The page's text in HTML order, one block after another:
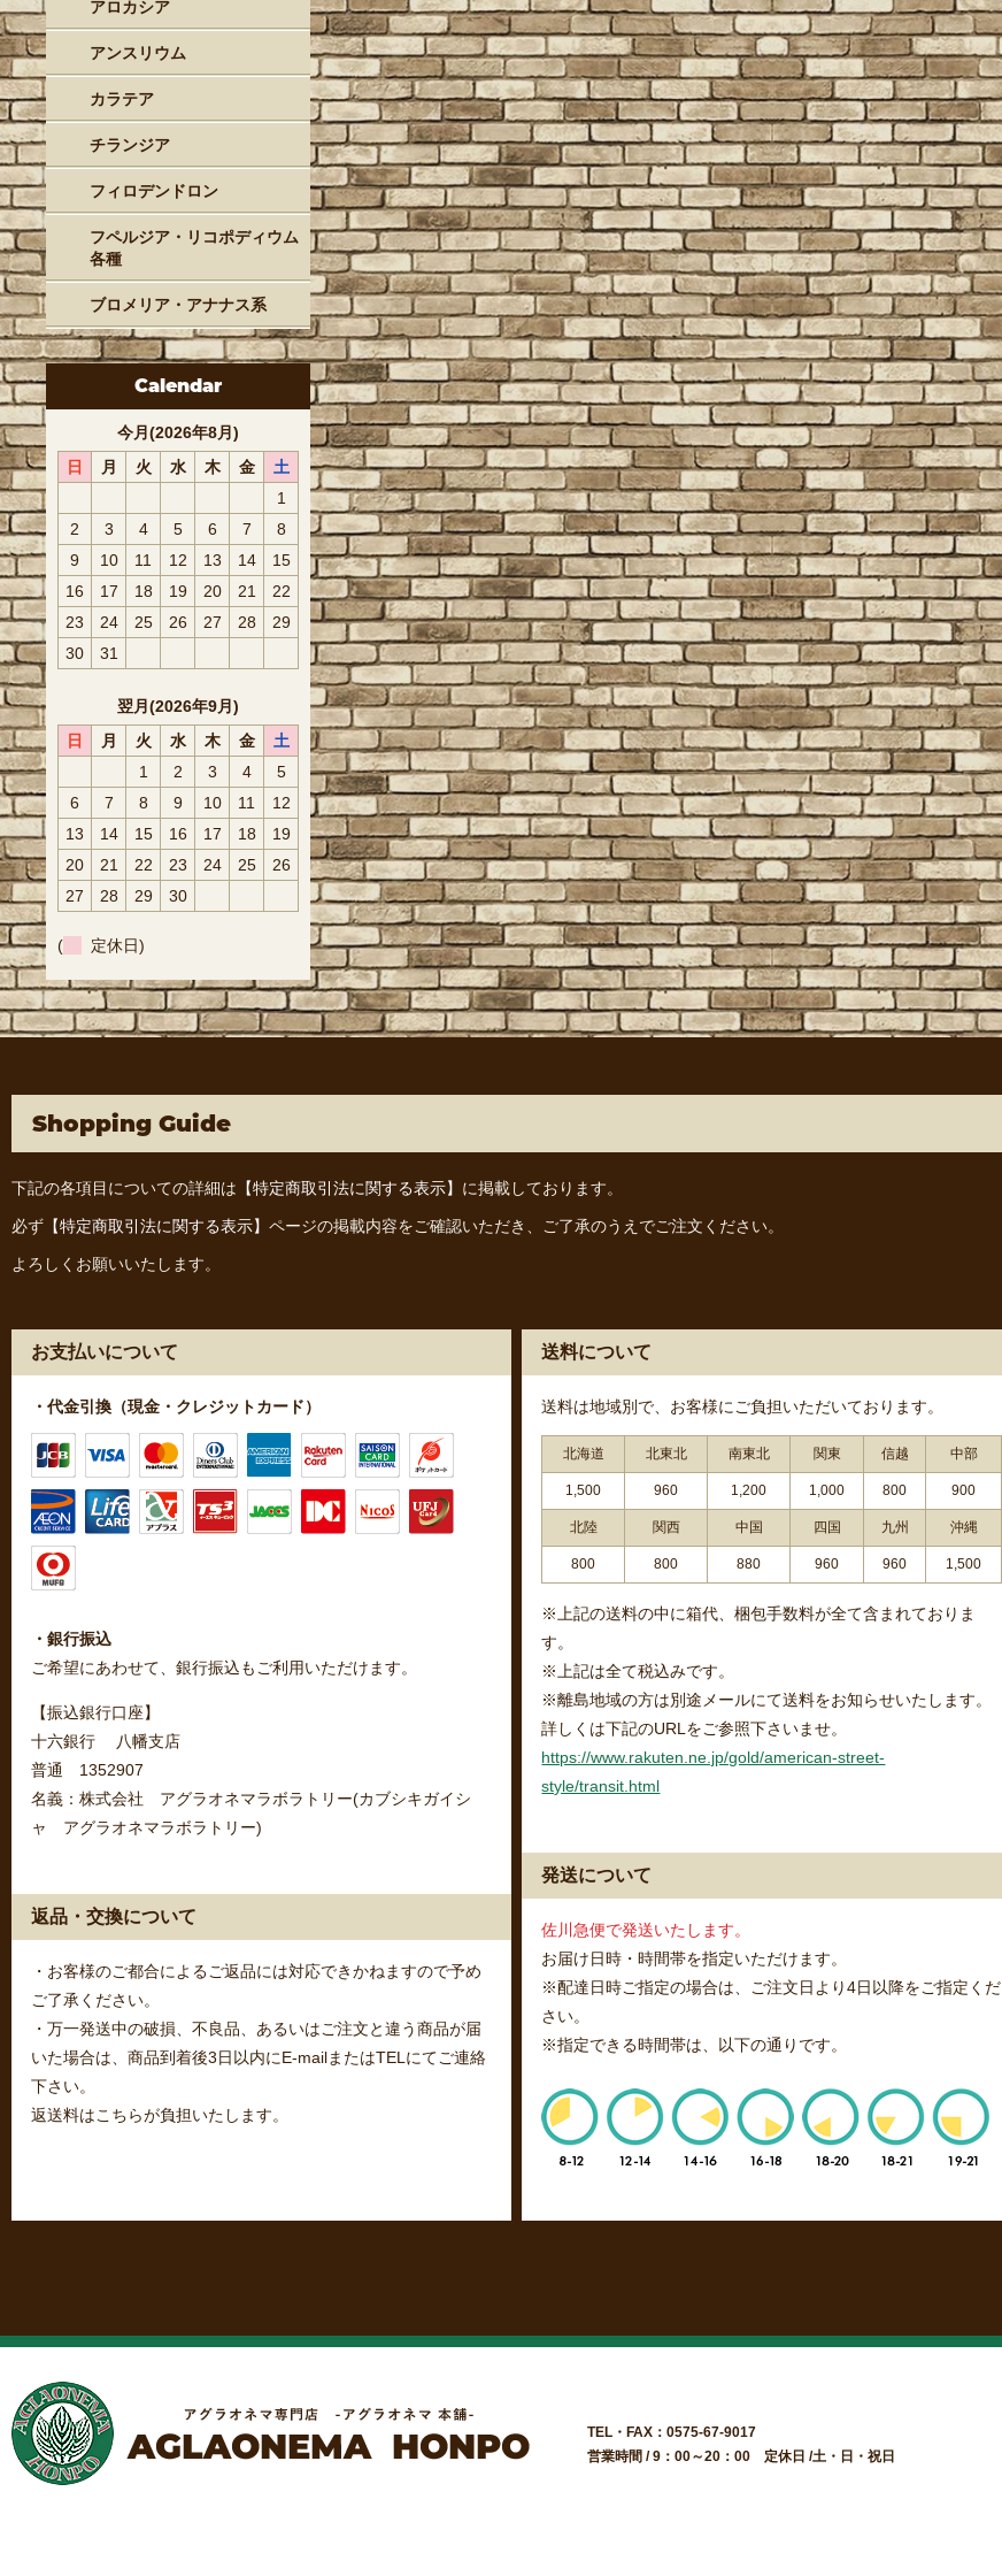
アロカシア
アンスリウム
カラテア
チランジア
フィロデンドロン
フペルジア・リコポディウム
各種
ブロメリア・アナナス系
Calendar
今月(2026年8月)
日
月 火 水 木 金
土
1
2
3 4 5 6 7
8
9
10 11 12 13 14
15
16
17 18 19 20 21
22
23
24 25 26 27 28
29
30
31
翌月(2026年9月)
日
月 火 水 木 金
土
1
2 3 4
5
6
7 8 9 10 11
12
13
14 15 16 17 18
19
20
21 22 23 24 25
26
27
28 29 30
( 定休日)
Shopping Guide
下記の各項目についての詳細は 【特定商取引法に関する表示】 に掲載しております。
必ず 【特定商取引法に関する表示】 ページの掲載内容をご確認いただき、ご了承のうえでご注文ください。
よろしくお願いいたします。
お支払いについて
・代金引換（現金・クレジットカード）
・銀行振込
ご希望にあわせて、銀行振込もご利用いただけます。
【振込銀行口座】
十六銀行 八幡支店
普通 1352907
名義：株式会社 アグラオネマラボラトリー(カブシキガイシ
ャ アグラオネマラボラトリー)
返品・交換について
・お客様のご都合によるご返品には対応できかねますので予め
ご了承ください。
・万一発送中の破損、不良品、あるいはご注文と違う商品が届
いた場合は、商品到着後3日以内にE-mailまたはTELにてご連絡
下さい。
返送料はこちらが負担いたします。
送料について
送料は地域別で、お客様にご負担いただいております。
北海道 北東北 南東北 関東 信越 中部
1,500 960 1,200 1,000 800 900
北陸 関西 中国 四国 九州 沖縄
800 800 880 960 960 1,500
※上記の送料の中に箱代、梱包手数料が全て含まれておりま
す。
※上記は全て税込みです。
※離島地域の方は別途メールにて送料をお知らせいたします。
詳しくは下記のURLをご参照下さいませ。
https://www.rakuten.ne.jp/gold/american-street-
style/transit.html
発送について
佐川急便で発送いたします。
お届け日時・時間帯を指定いただけます。
※配達日時ご指定の場合は、ご注文日より4日以降をご指定くだ
さい。
※指定できる時間帯は、以下の通りです。
TEL・FAX：0575-67-9017
営業時間 / 9：00～20：00 定休日 /土・日・祝日